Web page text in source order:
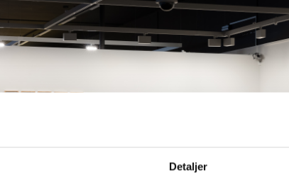
Detaljer